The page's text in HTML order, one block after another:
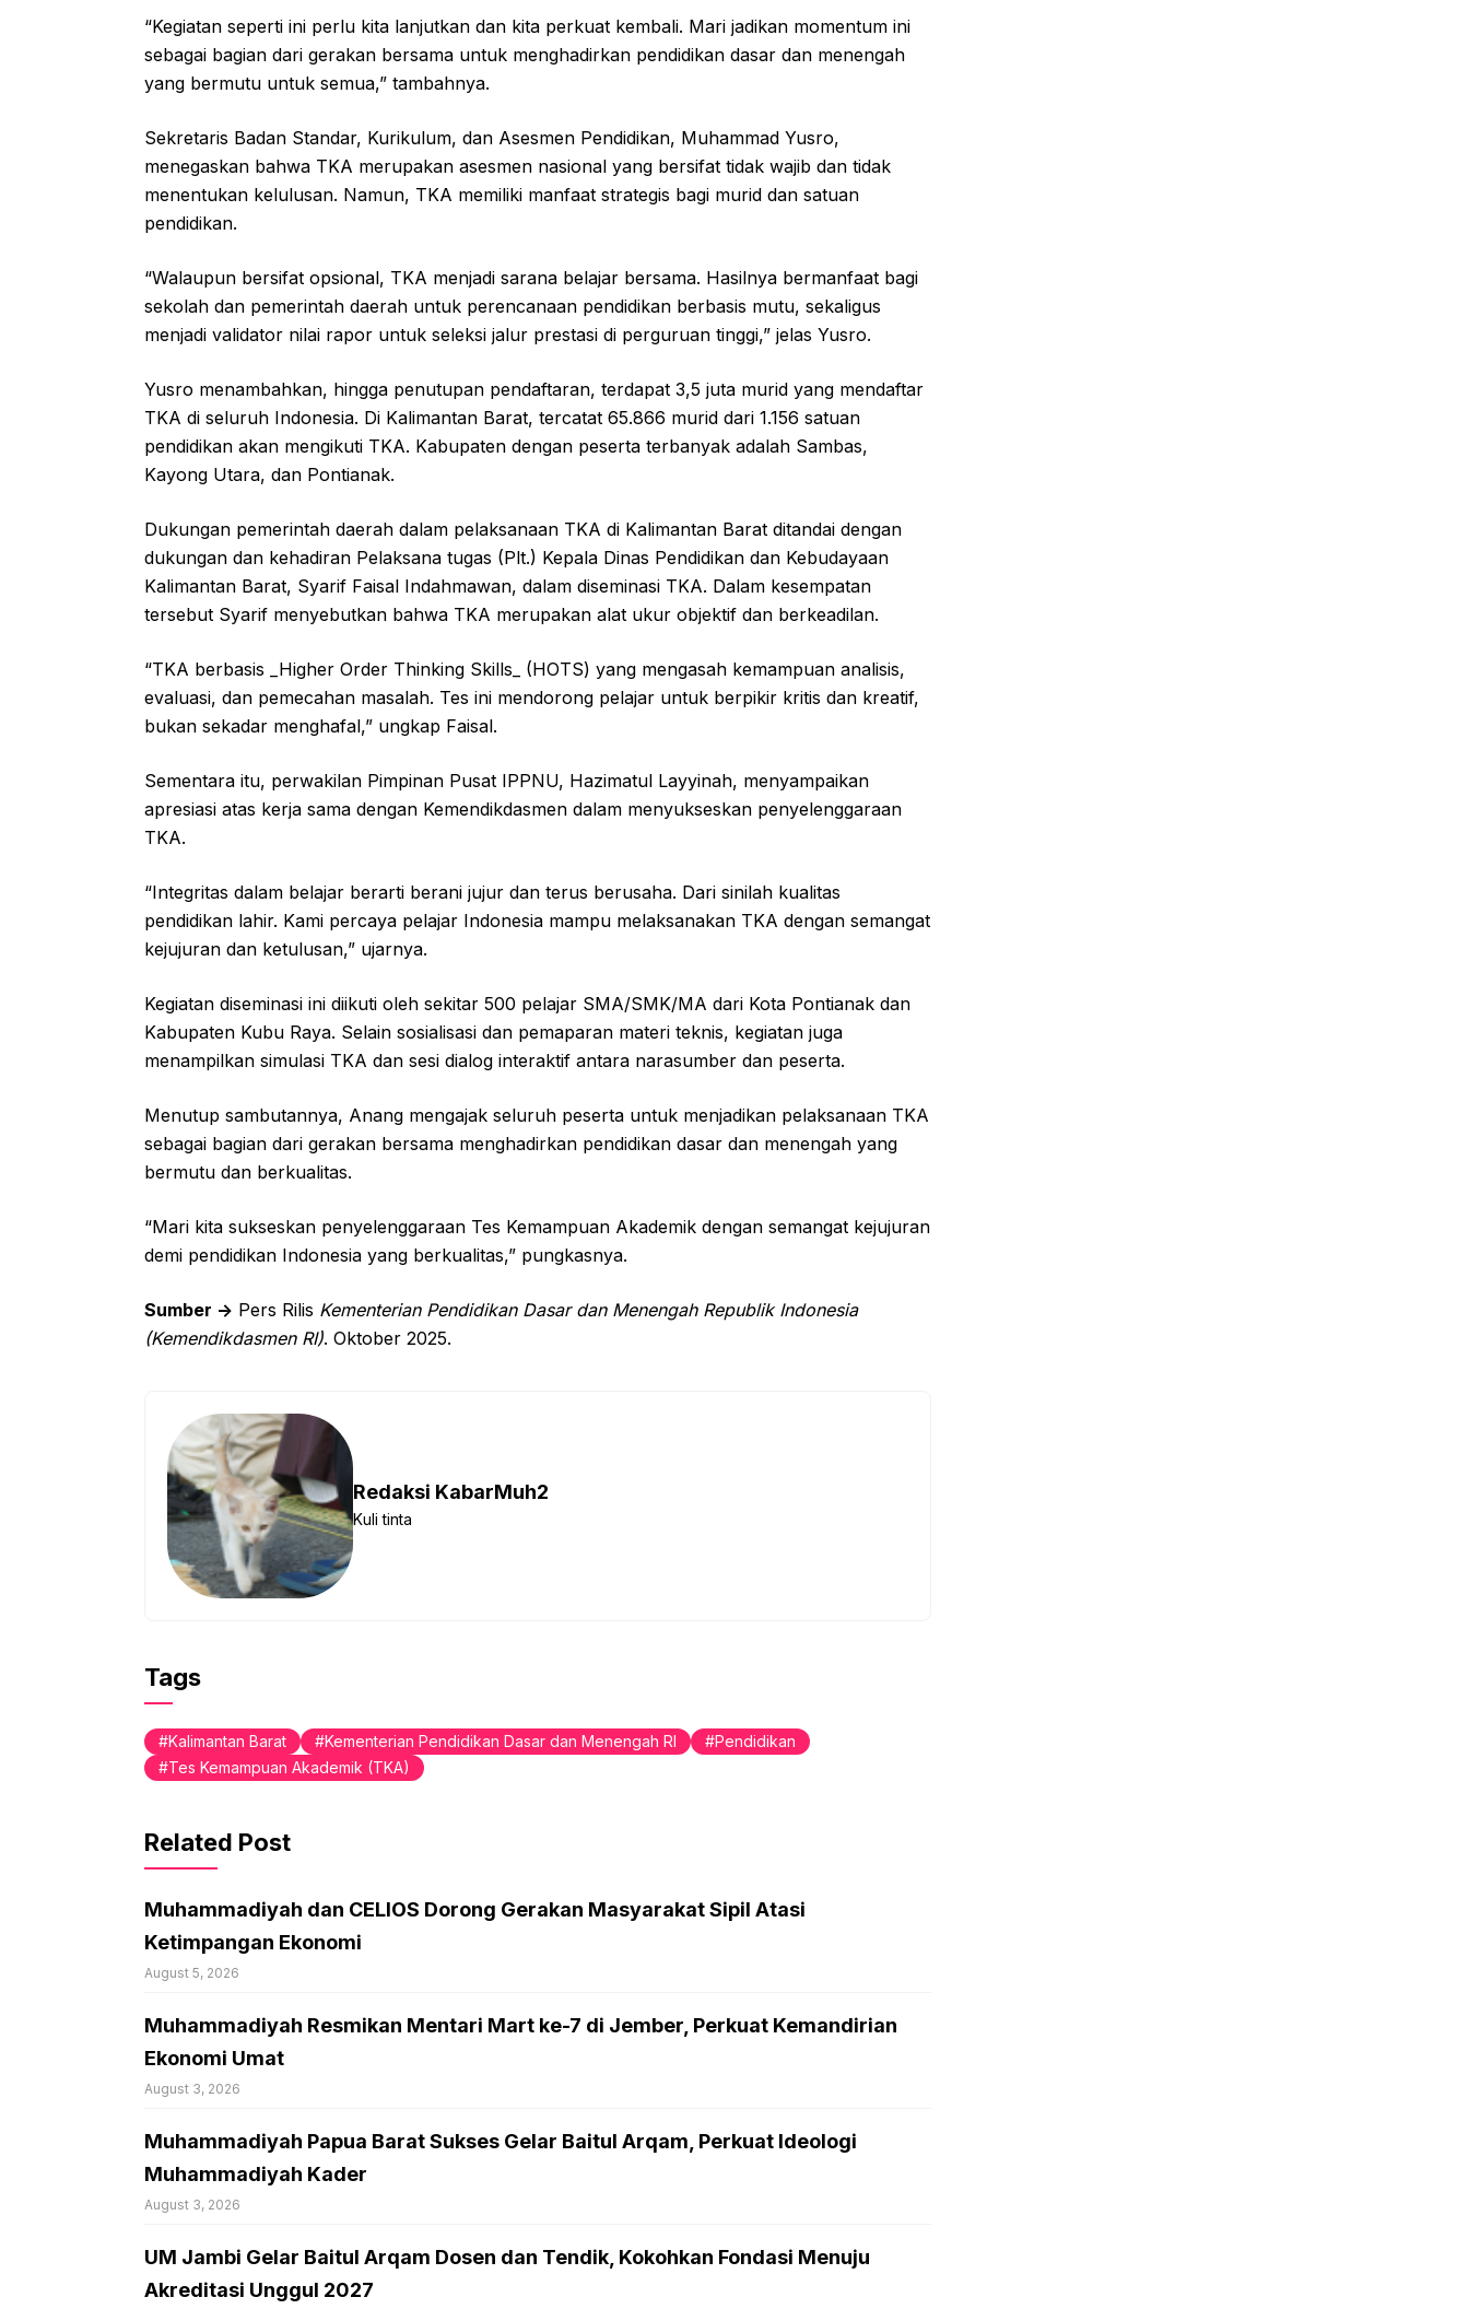
“Kegiatan seperti ini perlu kita lanjutkan dan kita perkuat kembali. Mari jadikan momentum ini
sebagai bagian dari gerakan bersama untuk menghadirkan pendidikan dasar dan menengah
yang bermutu untuk semua,” tambahnya.
Sekretaris Badan Standar, Kurikulum, dan Asesmen Pendidikan, Muhammad Yusro,
menegaskan bahwa TKA merupakan asesmen nasional yang bersifat tidak wajib dan tidak
menentukan kelulusan. Namun, TKA memiliki manfaat strategis bagi murid dan satuan
pendidikan.
“Walaupun bersifat opsional, TKA menjadi sarana belajar bersama. Hasilnya bermanfaat bagi
sekolah dan pemerintah daerah untuk perencanaan pendidikan berbasis mutu, sekaligus
menjadi validator nilai rapor untuk seleksi jalur prestasi di perguruan tinggi,” jelas Yusro.
Yusro menambahkan, hingga penutupan pendaftaran, terdapat 3,5 juta murid yang mendaftar
TKA di seluruh Indonesia. Di Kalimantan Barat, tercatat 65.866 murid dari 1.156 satuan
pendidikan akan mengikuti TKA. Kabupaten dengan peserta terbanyak adalah Sambas,
Kayong Utara, dan Pontianak.
Dukungan pemerintah daerah dalam pelaksanaan TKA di Kalimantan Barat ditandai dengan
dukungan dan kehadiran Pelaksana tugas (Plt.) Kepala Dinas Pendidikan dan Kebudayaan
Kalimantan Barat, Syarif Faisal Indahmawan, dalam diseminasi TKA. Dalam kesempatan
tersebut Syarif menyebutkan bahwa TKA merupakan alat ukur objektif dan berkeadilan.
“TKA berbasis _Higher Order Thinking Skills_ (HOTS) yang mengasah kemampuan analisis,
evaluasi, dan pemecahan masalah. Tes ini mendorong pelajar untuk berpikir kritis dan kreatif,
bukan sekadar menghafal,” ungkap Faisal.
Sementara itu, perwakilan Pimpinan Pusat IPPNU, Hazimatul Layyinah, menyampaikan
apresiasi atas kerja sama dengan Kemendikdasmen dalam menyukseskan penyelenggaraan
TKA.
“Integritas dalam belajar berarti berani jujur dan terus berusaha. Dari sinilah kualitas
pendidikan lahir. Kami percaya pelajar Indonesia mampu melaksanakan TKA dengan semangat
kejujuran dan ketulusan,” ujarnya.
Kegiatan diseminasi ini diikuti oleh sekitar 500 pelajar SMA/SMK/MA dari Kota Pontianak dan
Kabupaten Kubu Raya. Selain sosialisasi dan pemaparan materi teknis, kegiatan juga
menampilkan simulasi TKA dan sesi dialog interaktif antara narasumber dan peserta.
Menutup sambutannya, Anang mengajak seluruh peserta untuk menjadikan pelaksanaan TKA
sebagai bagian dari gerakan bersama menghadirkan pendidikan dasar dan menengah yang
bermutu dan berkualitas.
“Mari kita sukseskan penyelenggaraan Tes Kemampuan Akademik dengan semangat kejujuran
demi pendidikan Indonesia yang berkualitas,” pungkasnya.
Sumber -> Pers Rilis Kementerian Pendidikan Dasar dan Menengah Republik Indonesia
(Kemendikdasmen RI). Oktober 2025.
Redaksi KabarMuh2
Kuli tinta
Tags
Kalimantan Barat Kementerian Pendidikan Dasar dan Menengah RI
Pendidikan
Tes Kemampuan Akademik (TKA)
Related Post
Muhammadiyah dan CELIOS Dorong Gerakan Masyarakat Sipil Atasi
Ketimpangan Ekonomi
August 5, 2026
Muhammadiyah Resmikan Mentari Mart ke-7 di Jember, Perkuat Kemandirian
Ekonomi Umat
August 3, 2026
Muhammadiyah Papua Barat Sukses Gelar Baitul Arqam, Perkuat Ideologi
Muhammadiyah Kader
August 3, 2026
UM Jambi Gelar Baitul Arqam Dosen dan Tendik, Kokohkan Fondasi Menuju
Akreditasi Unggul 2027